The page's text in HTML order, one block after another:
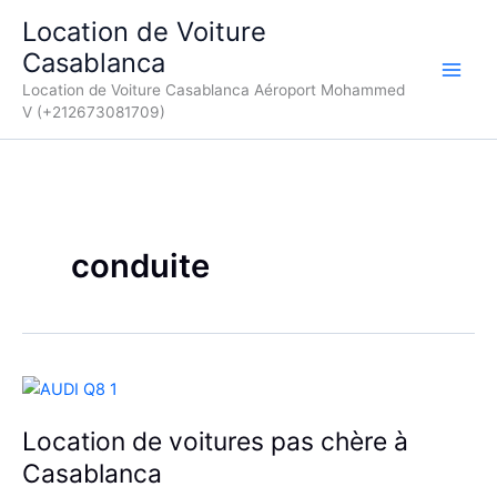
contenu
Location de Voiture
Casablanca
Location de Voiture Casablanca Aéroport Mohammed
V (+212673081709)
conduite
Location de voitures pas chère à
Casablanca